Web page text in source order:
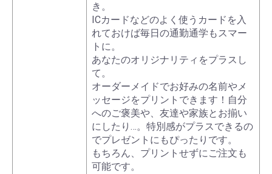
き。
ICカードなどのよく使うカードを入
れておけば毎日の通勤通学もスマー
トに。
あなたのオリジナリティをプラスし
て。
オーダーメイドでお好みの名前やメ
ッセージをプリントできます！自分
へのご褒美や、友達や家族とお揃い
にしたり…。特別感がプラスできるの
でプレゼントにもぴったりです。
もちろん、プリントせずにご注文も
可能です。